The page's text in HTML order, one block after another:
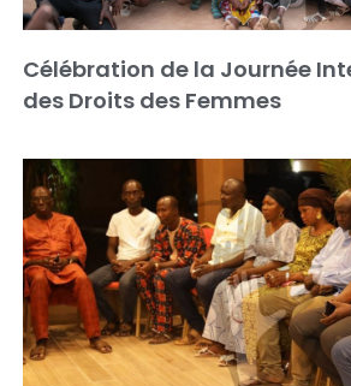
Célébration de la Journée
des Droits des Femmes